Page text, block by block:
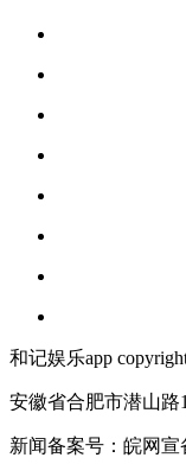
和记娱乐app
安徽省合肥市潜山路
新闻备案号：皖网宣